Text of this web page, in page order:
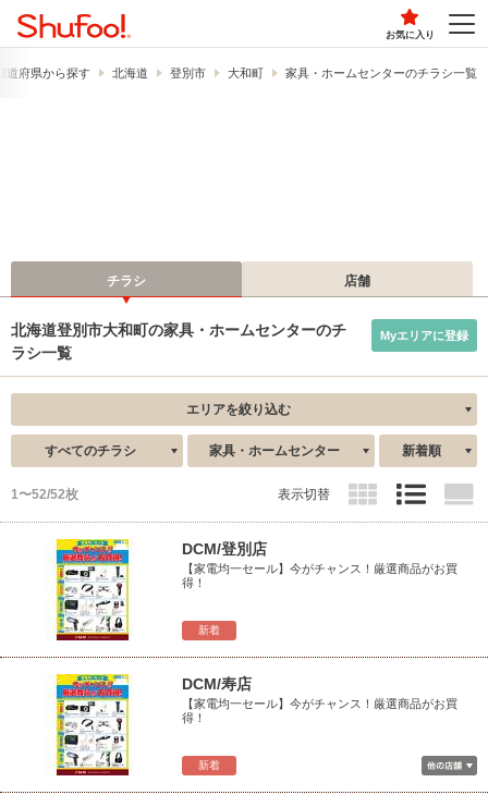
お気に入り
道府県から探す 北海道 登別市 大和町 家具・ホームセンターのチラシ一覧
チラシ 店舗
北海道登別市大和町の家具・ホームセンターのチ
ラシ一覧
Myエリアに登録
エリアを絞り込む
すべてのチラシ 家具・ホームセンター 新着順
1〜52/52枚 表示切替
新着
DCM/登別店
【家電均一セール】今がチャンス！厳選商品がお買
得！
新着
DCM/寿店
【家電均一セール】今がチャンス！厳選商品がお買
得！